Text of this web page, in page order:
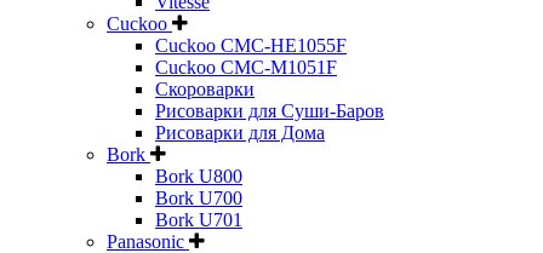
Cuckoo
Cuckoo CMC-HE1055F
Cuckoo CMC-M1051F
Скороварки
Рисоварки для Суши-Баров
Рисоварки для Дома
Bork
Bork U800
Bork U700
Bork U701
Panasonic